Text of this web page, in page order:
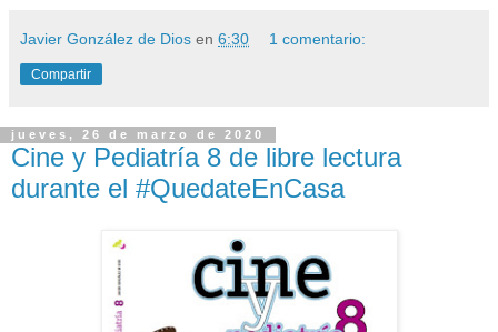
Javier González de Dios en 6:30 1 comentario:
Compartir
jueves, 26 de marzo de 2020
Cine y Pediatría 8 de libre lectura
durante el #QuedateEnCasa